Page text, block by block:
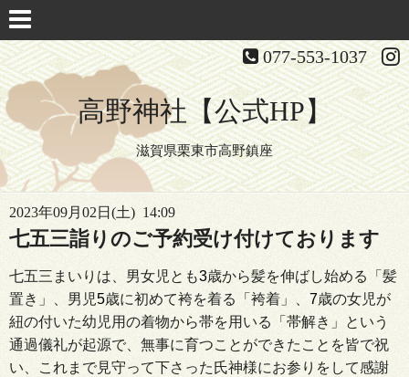
077-553-1037
高野神社【公式HP】
滋賀県栗東市高野鎮座
2023年09月02日(土) 14:09
七五三詣りのご予約受け付けております
七五三まいりは、男女児とも3歳から髪を伸ばし始める「髪
置き」、男児5歳に初めて袴を着る「袴着」、 7歳の女児が
紐の付いた幼児用の着物から帯を用いる「帯解き」という
通過儀礼が起源で、無事に育つことができたことを皆で祝
い、これまで見守って下さった氏神様にお参りをして感謝